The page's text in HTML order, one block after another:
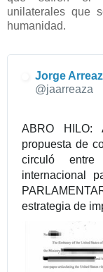
unilaterales que
humanidad.
Jorge
@jaarreaza
ABRO HILO:
propuesta de
circuló
internacional
estrategia de